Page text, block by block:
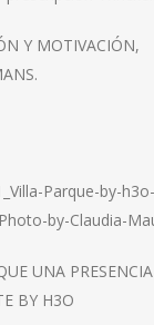
Y MOTIVACIÓN,
UNA PRESENCIA
BY H3O